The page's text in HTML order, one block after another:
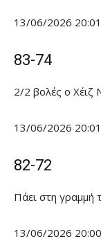
13/06/2026 20:01
83-74
2/2 βολές ο Χέιζ
13/06/2026 20:01
82-72
Πάει στη γραμμή
13/06/2026 20:00